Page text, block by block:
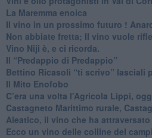
​La Maremma enoica
Il vino in un prossimo futuro !
​Non abbiate fretta; Il vino vuole
​Vino Niji è, e ci ricorda.
Il “Predappio di Predappio”
Bettino Ricasoli “ti scrivo” lasciali
Il Mito Enofobo
​C’era una volta l'Agricola Lippi,
​Castagneto Marittimo rurale,
Aleatico, il vino che ha
Ecco un vino delle colline del